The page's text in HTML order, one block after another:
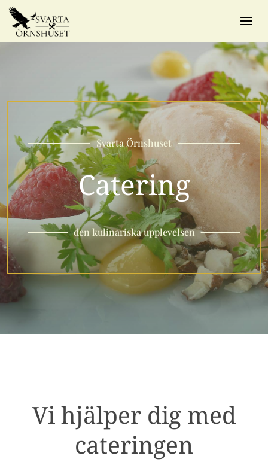
Svarta Örnshuset
Catering
den kulinariska upplevelsen
Vi hjälper dig med
cateringen